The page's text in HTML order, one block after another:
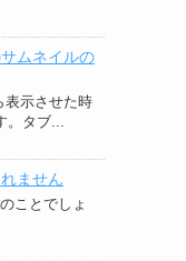
ムネイルの
表示させた時
タブ...
ません
ことでしょ